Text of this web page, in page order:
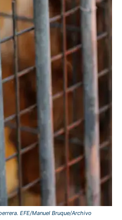
EFE/Manuel Bruque/Archivo